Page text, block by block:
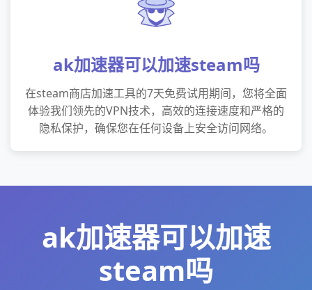
ak加速器可以加速steam吗
在steam商店加速工具的7天免费试用期间，您将全面
体验我们领先的VPN技术，高效的连接速度和严格的
隐私保护，确保您在任何设备上安全访问网络。
ak加速器可以加速
steam吗